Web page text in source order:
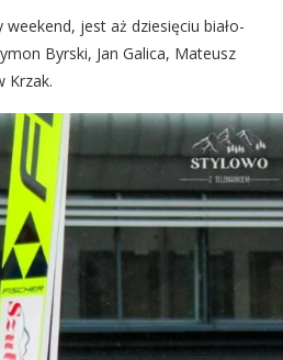
jest aż dziesięciu biało-
Byrski, Jan Galica, Mateusz
Krzak.